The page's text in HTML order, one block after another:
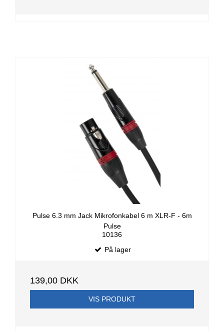
Pulse 6.3 mm Jack Mikrofonkabel 6 m XLR-F - 6m
Pulse
10136
På lager
139,00 DKK
VIS PRODUKT